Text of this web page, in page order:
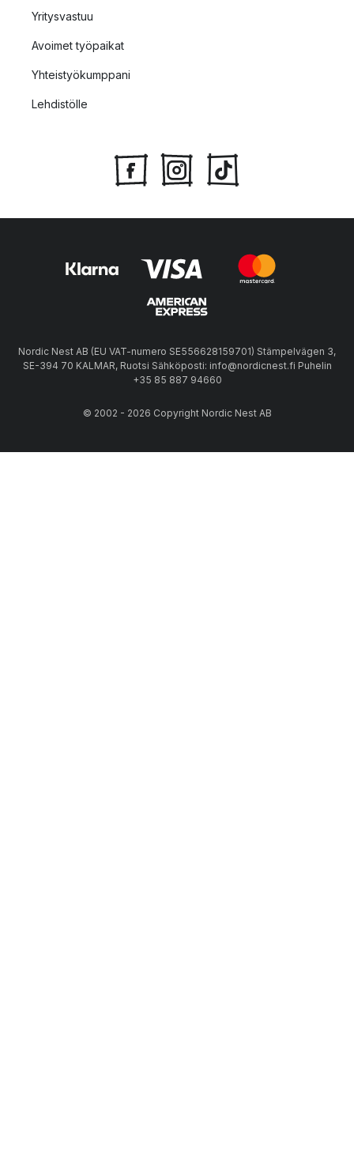
Yritysvastuu
Avoimet työpaikat
Yhteistyökumppani
Lehdistölle
Nordic Nest AB (EU VAT-numero SE556628159701) Stämpelvägen 3,
SE-394 70 KALMAR, Ruotsi Sähköposti: info@nordicnest.fi Puhelin
+35 85 887 94660
© 2002 - 2026 Copyright Nordic Nest AB